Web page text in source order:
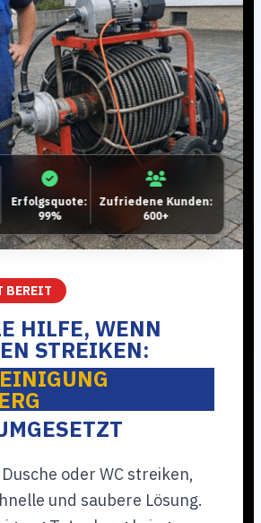
Erfolgsquote:
99%
Zufriedene Kunden:
600+
BEREIT
HILFE, WENN
STREIKEN:
oder WC streiken,
und saubere Lösung.